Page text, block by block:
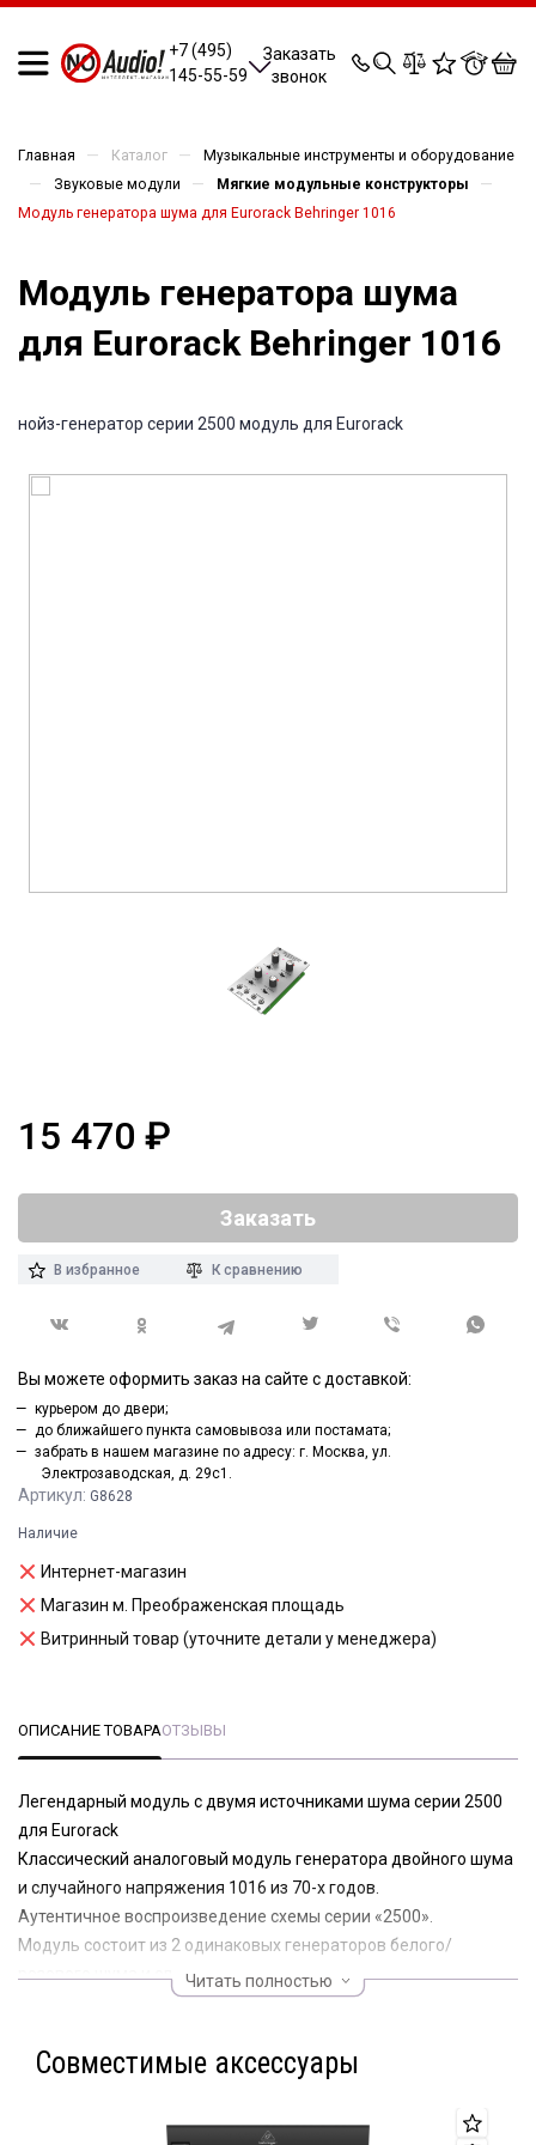
+7 (495)
145-55-59
Заказать
звонок
0 0 0 0
Главная — Каталог — Музыкальные инструменты и оборудование
— Звуковые модули — Мягкие модульные конструкторы —
Модуль генератора шума для Eurorack Behringer 1016
Модуль генератора шума
для Eurorack Behringer 1016
нойз-генератор серии 2500 модуль для Eurorack
Артикул: G8628
Наличие
Интернет-магазин
Магазин м. Преображенская площадь
Витринный товар (уточните детали у менеджера)
15 470 ₽
Заказать
В избранное К сравнению
Вы можете оформить заказ на сайте с доставкой:
курьером до двери;
до ближайшего пункта самовывоза или постамата;
забрать в нашем магазине по адресу: г. Москва, ул.
Электрозаводская, д. 29с1.
ОПИСАНИЕ ТОВАРАОТЗЫВЫ
Легендарный модуль с двумя источниками шума серии 2500
для Eurorack
Классический аналоговый модуль генератора двойного шума
и случайного напряжения 1016 из 70-х годов.
Аутентичное воспроизведение схемы серии «2500».
Модуль состоит из 2 одинаковых генераторов белого/
розового шума и случайного напряжения.
Выходной шум генерируется двумя независимыми
Фильтрация белого шума используется для преобразования в
2 выходных аттенюатора позволяют уменьшить громкость
Читать полностью
Совместимые аксессуары